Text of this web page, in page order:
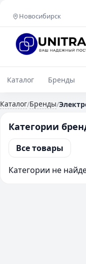
Новосибирск
Каталог Бренды
Каталог/Бренды/
Категории
Все товары
Категории не